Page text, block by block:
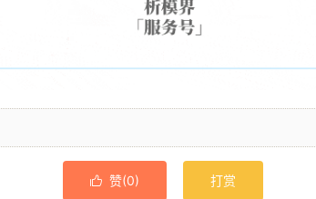
 赞(0) 打赏